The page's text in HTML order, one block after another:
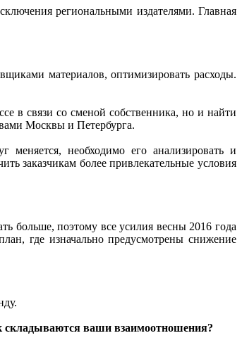
региональными издателями. Главная
материалов, оптимизировать расходы.
в связи со сменой собственника, но и найти
Москвы и Петербурга.
меняется, необходимо его анализировать и
заказчикам более привлекательные условия
больше, поэтому все усилия весны 2016 года
где изначально предусмотрены снижение
складываются ваши взаимоотношения?